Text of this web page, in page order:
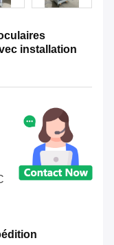
installation